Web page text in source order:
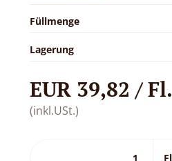
Füllmenge
Lagerung
EUR 39,82 / Fl.
(inkl.USt.)